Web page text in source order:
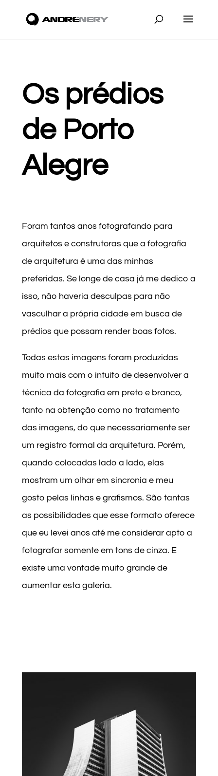
Os prédios
de Porto
Alegre
Foram tantos anos fotografando para
arquitetos e construtoras que a fotografia
de arquitetura é uma das minhas
preferidas. Se longe de casa já me dedico a
isso, não haveria desculpas para não
vasculhar a própria cidade em busca de
prédios que possam render boas fotos.
Todas estas imagens foram produzidas
muito mais com o intuito de desenvolver a
técnica da fotografia em preto e branco,
tanto na obtenção como no tratamento
das imagens, do que necessariamente ser
um registro formal da arquitetura. Porém,
quando colocadas lado a lado, elas
mostram um olhar em sincronia e meu
gosto pelas linhas e grafismos. São tantas
as possibilidades que esse formato oferece
que eu levei anos até me considerar apto a
fotografar somente em tons de cinza. E
existe uma vontade muito grande de
aumentar esta galeria.